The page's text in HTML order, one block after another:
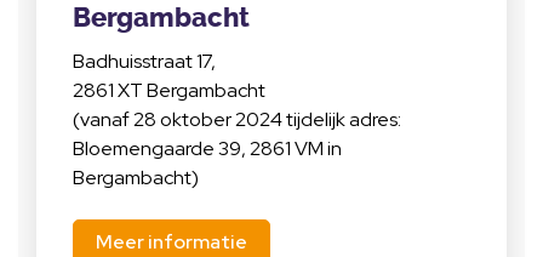
Bergambacht
Badhuisstraat 17,
2861 XT Bergambacht
(vanaf 28 oktober 2024 tijdelijk adres:
Bloemengaarde 39, 2861 VM in
Bergambacht)
Meer informatie